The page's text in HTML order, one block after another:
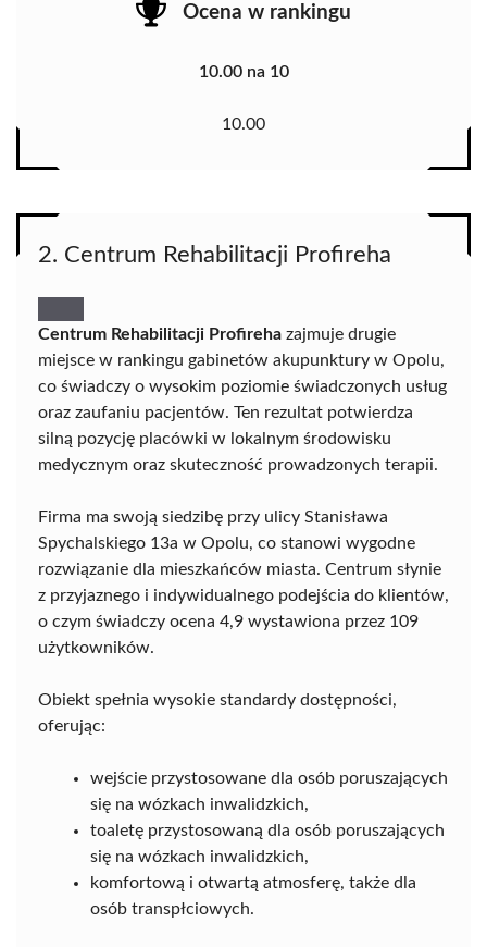
Ocena w rankingu
10.00 na 10
10.00
2. Centrum Rehabilitacji Profireha
Centrum Rehabilitacji Profireha zajmuje drugie
miejsce w rankingu gabinetów akupunktury w Opolu,
co świadczy o wysokim poziomie świadczonych usług
oraz zaufaniu pacjentów. Ten rezultat potwierdza
silną pozycję placówki w lokalnym środowisku
medycznym oraz skuteczność prowadzonych terapii.
Firma ma swoją siedzibę przy ulicy Stanisława
Spychalskiego 13a w Opolu, co stanowi wygodne
rozwiązanie dla mieszkańców miasta. Centrum słynie
z przyjaznego i indywidualnego podejścia do klientów,
o czym świadczy ocena 4,9 wystawiona przez 109
użytkowników.
Obiekt spełnia wysokie standardy dostępności,
oferując:
wejście przystosowane dla osób poruszających
się na wózkach inwalidzkich,
toaletę przystosowaną dla osób poruszających
się na wózkach inwalidzkich,
komfortową i otwartą atmosferę, także dla
osób transpłciowych.